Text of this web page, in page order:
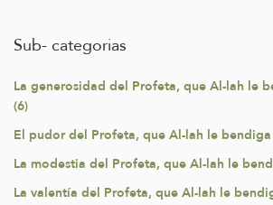
Sub- categorias
La generosidad del Profeta, que Al-lah le
(6)
El pudor del Profeta, que Al-lah le
La modestia del Profeta, que Al-lah le
La valentía del Profeta, que Al-lah le